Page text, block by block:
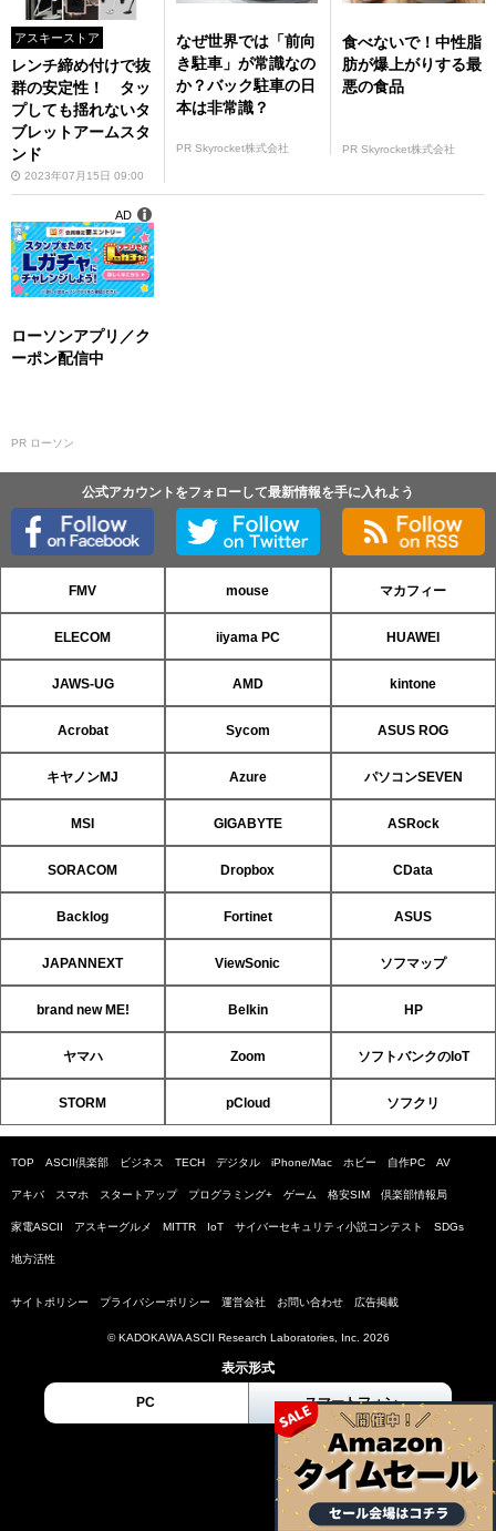
アスキーストア
レンチ締め付けで抜
群の安定性！ タッ
プしても揺れないタ
ブレットアームスタ
ンド
2023年07月15日 09:00
なぜ世界では「前向
き駐車」が常識なの
か？バック駐車の日
本は非常識？
PR Skyrocket株式会社
食べないで！中性脂
肪が爆上がりする最
悪の食品
PR Skyrocket株式会社
ローソンアプリ／ク
ーポン配信中
PR ローソン
AD
公式アカウントをフォローして最新情報を手に入れよう
FMV mouse マカフィー
ELECOM iiyama PC HUAWEI
JAWS-UG AMD kintone
Acrobat Sycom ASUS ROG
キヤノンMJ Azure パソコンSEVEN
MSI GIGABYTE ASRock
SORACOM Dropbox CData
Backlog Fortinet ASUS
JAPANNEXT ViewSonic ソフマップ
brand new ME! Belkin HP
ヤマハ Zoom ソフトバンクのIoT
STORM pCloud ソフクリ
TOP ASCII倶楽部 ビジネス TECH デジタル iPhone/Mac ホビー 自作PC AV
アキバ スマホ スタートアップ プログラミング+ ゲーム 格安SIM 倶楽部情報局
家電ASCII アスキーグルメ MITTR IoT サイバーセキュリティ小説コンテスト SDGs
地方活性
サイトポリシー プライバシーポリシー 運営会社 お問い合わせ 広告掲載
© KADOKAWA ASCII Research Laboratories, Inc. 2026
表示形式
PC スマートフォン